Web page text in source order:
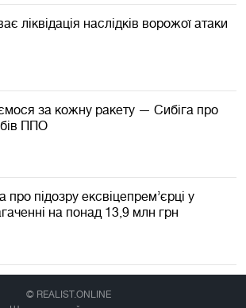
ліквідація наслідків ворожої атаки
за кожну ракету — Сибіга про
ППО
підозру ексвіцепрем’єрці у
на понад 13,9 млн грн
© REALIST.ONLINE